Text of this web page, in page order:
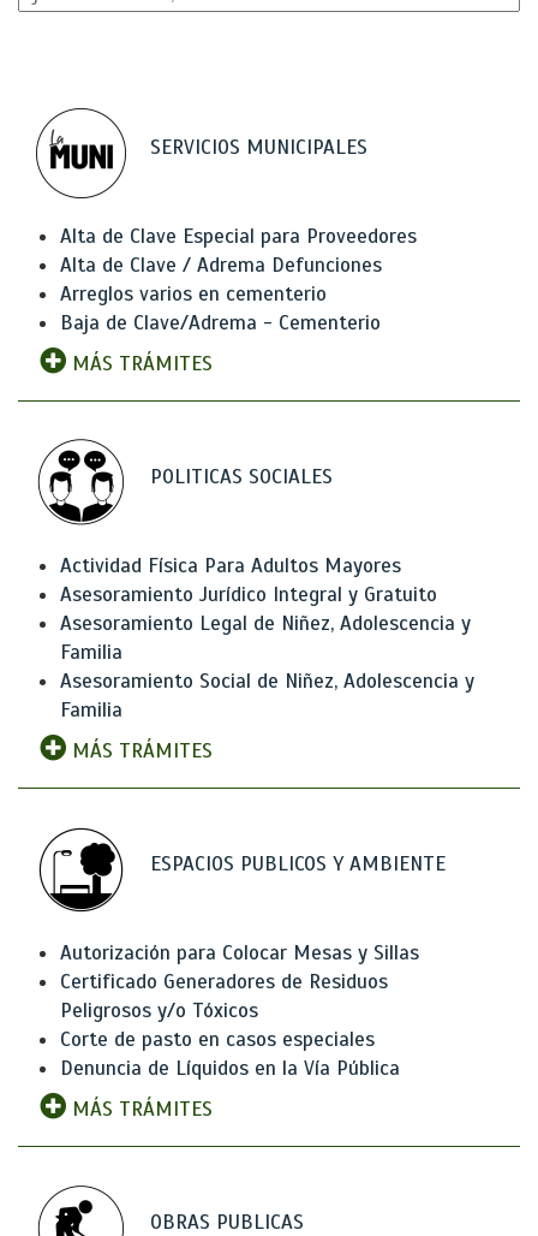
SERVICIOS MUNICIPALES
Alta de Clave Especial para Proveedores
Alta de Clave / Adrema Defunciones
Arreglos varios en cementerio
Baja de Clave/Adrema - Cementerio
MÁS TRÁMITES
POLITICAS SOCIALES
Actividad Física Para Adultos Mayores
Asesoramiento Jurídico Integral y Gratuito
Asesoramiento Legal de Niñez, Adolescencia y
Familia
Asesoramiento Social de Niñez, Adolescencia y
Familia
MÁS TRÁMITES
ESPACIOS PUBLICOS Y AMBIENTE
Autorización para Colocar Mesas y Sillas
Certificado Generadores de Residuos
Peligrosos y/o Tóxicos
Corte de pasto en casos especiales
Denuncia de Líquidos en la Vía Pública
MÁS TRÁMITES
OBRAS PUBLICAS